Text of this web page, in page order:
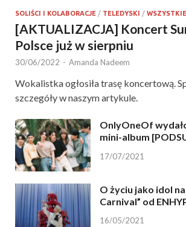
SOLIŚCI I KOLABORACJE / TELEDYSKI /
[AKTUALIZACJA] Koncert
Polsce już w sierpniu
30/06/2022 - Amanda Nadeem
Wokalistka ogłosiła trasę koncertową.
szczegóły w naszym artykule.
OnlyOneOf
mini-album
17/07/2021
O życiu jako idol
Carnival” od
16/05/2021